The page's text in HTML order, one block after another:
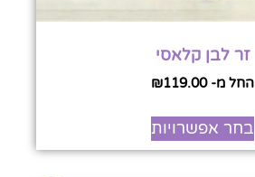
זר לבן קלאסי
החל מ- ₪119.00
בחר אפשרויות